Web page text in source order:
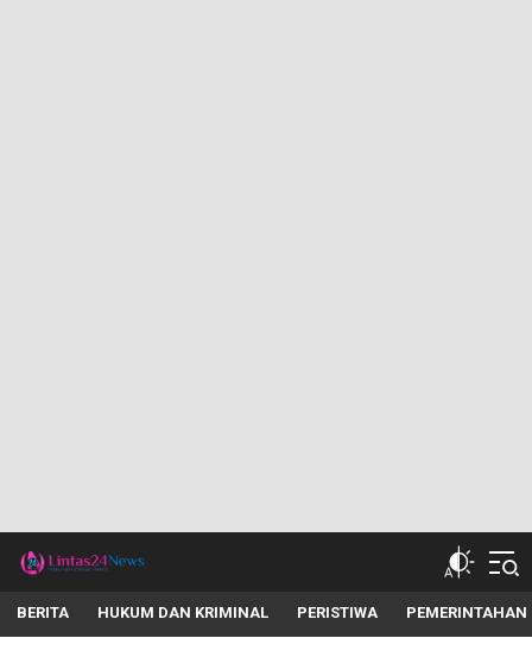
lintas24news.com
Menyingkap Setiap Realita
BERITA HUKUM DAN KRIMINAL PERISTIWA PEMERINTAHAN